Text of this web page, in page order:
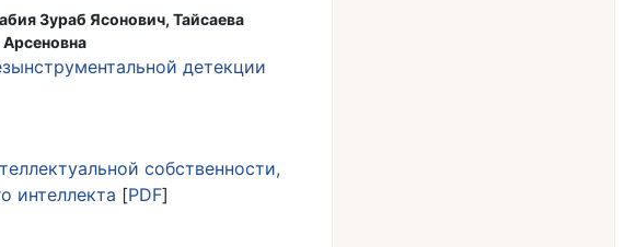
Зураб Ясонович, Тайсаева
детекции
собственности,
интеллекта [PDF]